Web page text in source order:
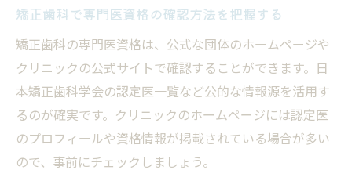
矯正歯科で専門医資格の確認方法を把握する
矯正歯科の専門医資格は、公式な団体のホームページや
クリニックの公式サイトで確認することができます。日
本矯正歯科学会の認定医一覧など公的な情報源を活用す
るのが確実です。クリニックのホームページには認定医
のプロフィールや資格情報が掲載されている場合が多い
ので、事前にチェックしましょう。